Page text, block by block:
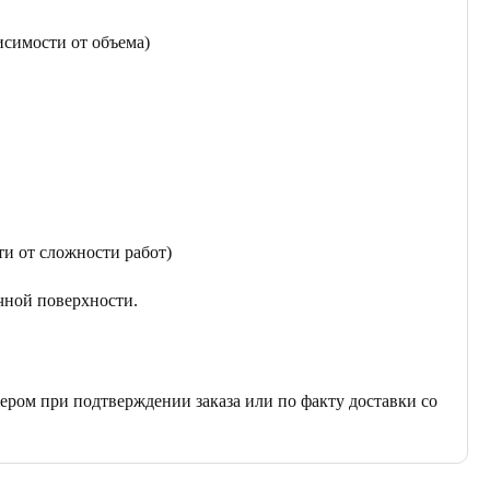
от объема)
от сложности работ)
поверхности.
при подтверждении заказа или по факту доставки со